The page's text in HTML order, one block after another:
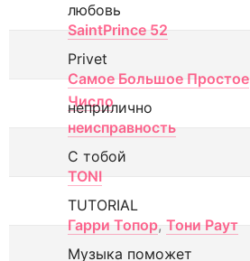
любовь
SaintPrince 52
Privet
Самое Большое Простое
Число
неприлично
неисправность
С тобой
TONI
TUTORIAL
Гарри Топор, Тони Раут
Музыка поможет